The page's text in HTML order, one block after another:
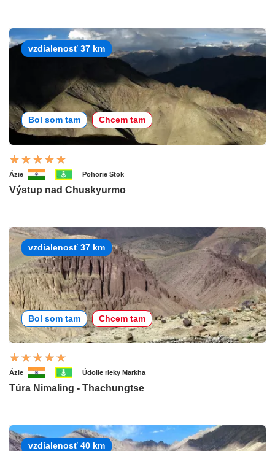
vzdialenosť 37 km
Bol som tam Chcem tam
Ázie Pohorie Stok
Výstup nad Chuskyurmo
vzdialenosť 37 km
Bol som tam Chcem tam
Ázie Údolie rieky Markha
Túra Nimaling - Thachungtse
vzdialenosť 40 km